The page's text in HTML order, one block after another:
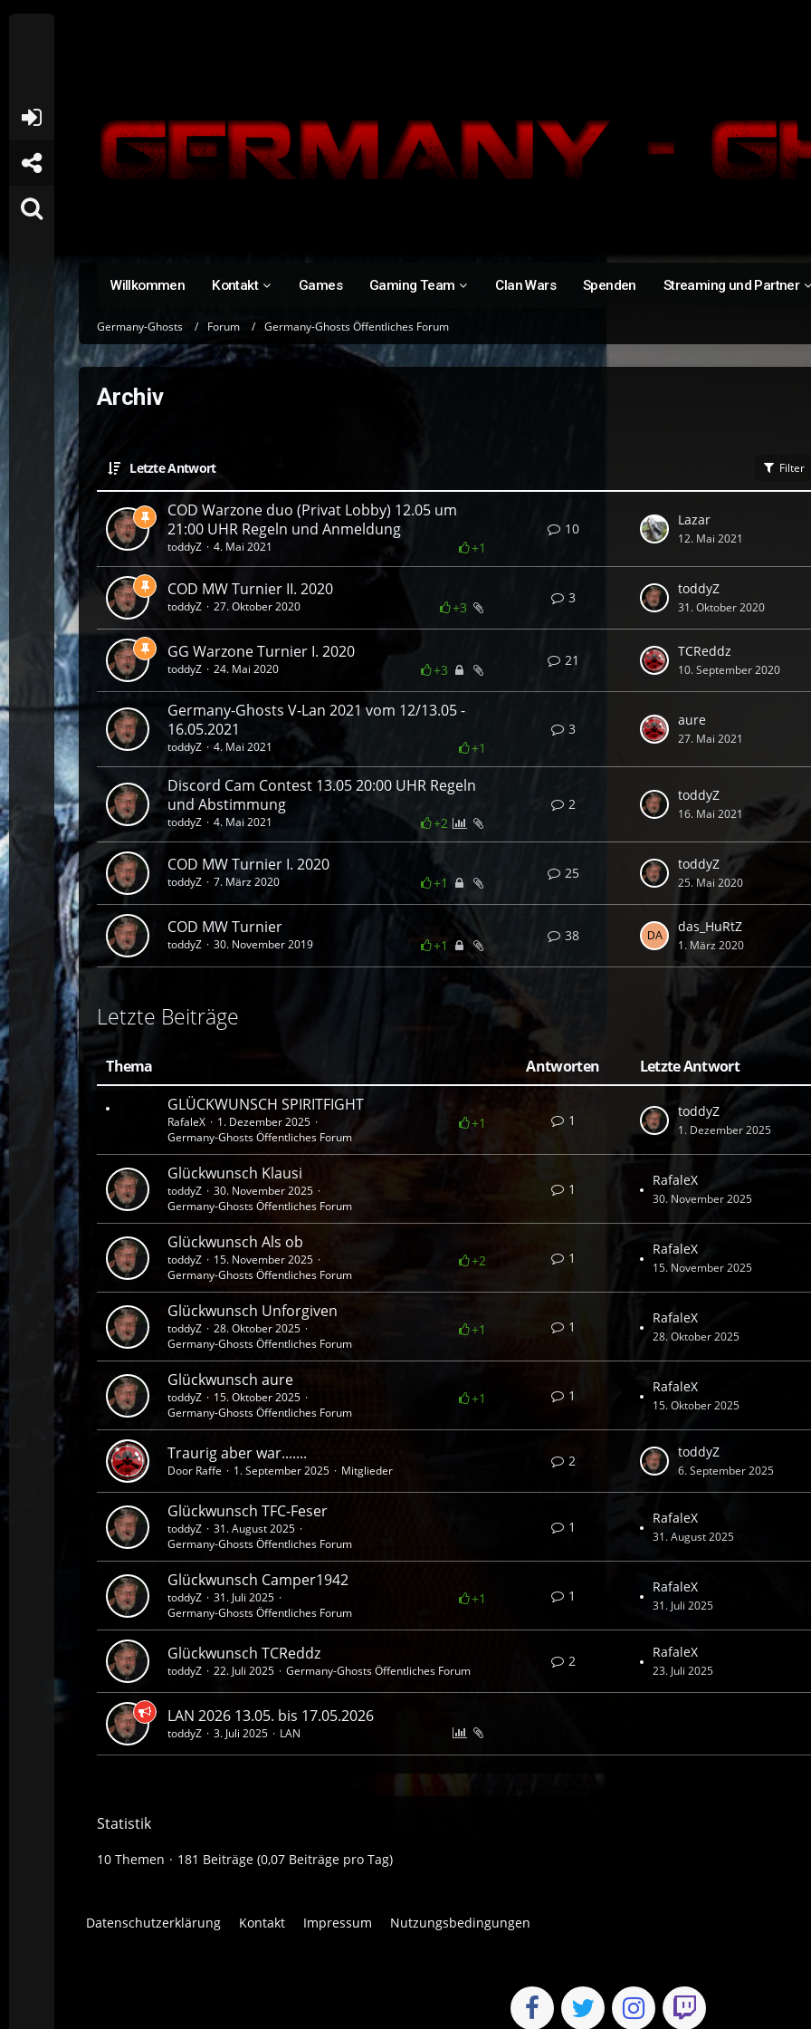
Willkommen Kontakt Games Gaming Team Clan Wars Spenden Streaming und Partner
Germany-Ghosts Forum Germany-Ghosts Öffentliches Forum
Archiv
Letzte Antwort Filter
COD Warzone duo (Privat Lobby) 12.05 um
21:00 UHR Regeln und Anmeldung
+1
toddyZ 4. Mai 2021
10
Lazar
12. Mai 2021
COD MW Turnier II. 2020
+3
toddyZ 27. Oktober 2020 3
toddyZ
31. Oktober 2020
GG Warzone Turnier I. 2020
+3
toddyZ 24. Mai 2020 21
TCReddz
10. September 2020
Germany-Ghosts V-Lan 2021 vom 12/13.05 -
16.05.2021
+1
toddyZ 4. Mai 2021
3
aure
27. Mai 2021
Discord Cam Contest 13.05 20:00 UHR Regeln
und Abstimmung
+2
toddyZ 4. Mai 2021
2
toddyZ
16. Mai 2021
COD MW Turnier I. 2020
+1
toddyZ 7. März 2020 25
toddyZ
25. Mai 2020
COD MW Turnier
+1
toddyZ 30. November 2019 38
das_HuRtZ
1. März 2020
Letzte Beiträge
Thema Antworten
Letzte Antwort
GLÜCKWUNSCH SPIRITFIGHT
+1
RafaleX
1. Dezember 2025
Germany-Ghosts Öffentliches Forum
1
toddyZ
1. Dezember 2025
Glückwunsch Klausi
toddyZ
30. November 2025
Germany-Ghosts Öffentliches Forum
1
RafaleX
30. November 2025
Glückwunsch Als ob
+2
toddyZ
15. November 2025
Germany-Ghosts Öffentliches Forum
1
RafaleX
15. November 2025
Glückwunsch Unforgiven
+1
toddyZ
28. Oktober 2025
Germany-Ghosts Öffentliches Forum
1
RafaleX
28. Oktober 2025
Glückwunsch aure
+1
toddyZ
15. Oktober 2025
Germany-Ghosts Öffentliches Forum
1
RafaleX
15. Oktober 2025
Traurig aber war.......
Door Raffe 1. September 2025 Mitglieder
2
toddyZ
6. September 2025
Glückwunsch TFC-Feser
toddyZ
31. August 2025
Germany-Ghosts Öffentliches Forum
1
RafaleX
31. August 2025
Glückwunsch Camper1942
+1
toddyZ
31. Juli 2025
Germany-Ghosts Öffentliches Forum
1
RafaleX
31. Juli 2025
Glückwunsch TCReddz
toddyZ 22. Juli 2025 Germany-Ghosts Öffentliches Forum
2
RafaleX
23. Juli 2025
LAN 2026 13.05. bis 17.05.2026
toddyZ 3. Juli 2025 LAN
Statistik
10 Themen 181 Beiträge (0,07 Beiträge pro Tag)
Datenschutzerklärung Kontakt Impressum Nutzungsbedingungen